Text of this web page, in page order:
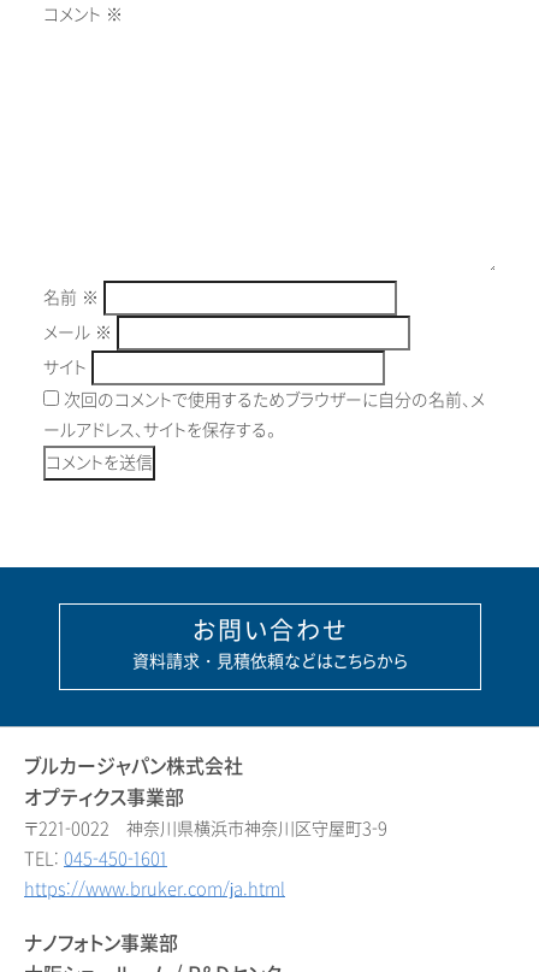
コメント ※
名前 ※
メール ※
サイト
次回のコメントで使用するためブラウザーに自分の名前、メ
ールアドレス、サイトを保存する。
お問い合わせ
資料請求・見積依頼などはこちらから
ブルカージャパン株式会社
オプティクス事業部
〒221-0022 神奈川県横浜市神奈川区守屋町3-9
TEL: 045-450-1601
https://www.bruker.com/ja.html
ナノフォトン事業部